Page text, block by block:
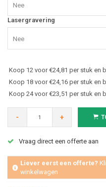
Nee
Lasergravering
Nee
Koop 12 voor €24,81 per stuk en
Koop 18 voor €24,16 per stuk en
Koop 24 voor €23,51 per stuk en
- +
Vraag direct een offerte aan
Liever eerst een offerte?
winkelwagen